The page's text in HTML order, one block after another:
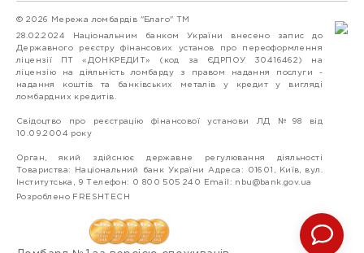
© 2026 Мережа ломбардів "Благо" ТМ
28.02.2024 Національним банком України внесено запис до
Державного реєстру фінансових установ про переоформлення
ліцензії ПТ «ДОНКРЕДИТ» (код за ЄДРПОУ 30416462) на
ліцензію на діяльність ломбарду з правом надання послуги -
надання коштів та банківських металів у кредит у вигляді
ломбардних кредитів.
Свідоцтво про реєстрацію фінансової установи ЛД №98 від
10.09.2004 року
Орган, який здійснює державне регулювання діяльності
Товариства: Національний банк України Адреса: 01601, Київ, вул.
Інститутська, 9 Телефон: 0 800 505 240 Email: nbu@bank.gov.ua
Розроблено FRESHTECH